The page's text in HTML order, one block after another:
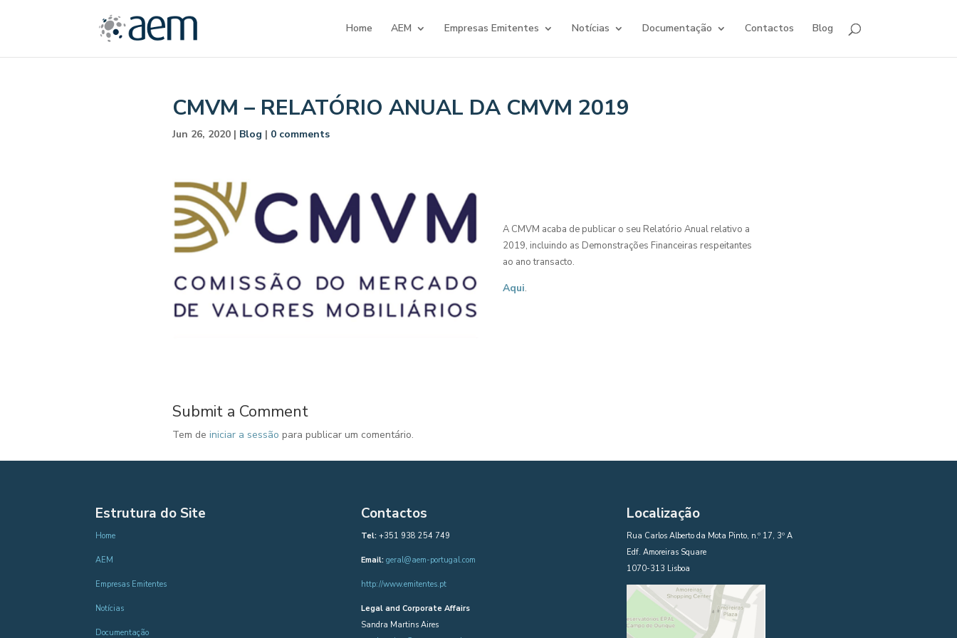
Home AEM Empresas Emitentes Notícias Documentação Contactos Blog
CMVM – RELATÓRIO ANUAL DA CMVM 2019
Jun 26, 2020| Blog | 0 comments
A CMVM acaba de publicar o seu Relatório Anual relativo a
2019, incluindo as Demonstrações Financeiras respeitantes
ao ano transacto.
Aqui.
Submit a Comment
Tem de iniciar a sessão para publicar um comentário.
Estrutura do Site
Home
AEM
Empresas Emitentes
Notícias
Documentação
Contactos
Tel: +351 938 254 749
Email: geral@aem-portugal.com
http://www.emitentes.pt
Legal and Corporate Affairs
Sandra Martins Aires
Localização
Rua Carlos Alberto da Mota Pinto, n.º 17, 3º A
Edf. Amoreiras Square
1070-313 Lisboa